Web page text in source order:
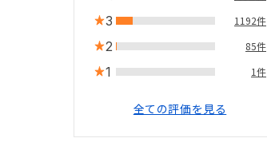
3 1192件
2 85件
1 1件
全ての評価を見る